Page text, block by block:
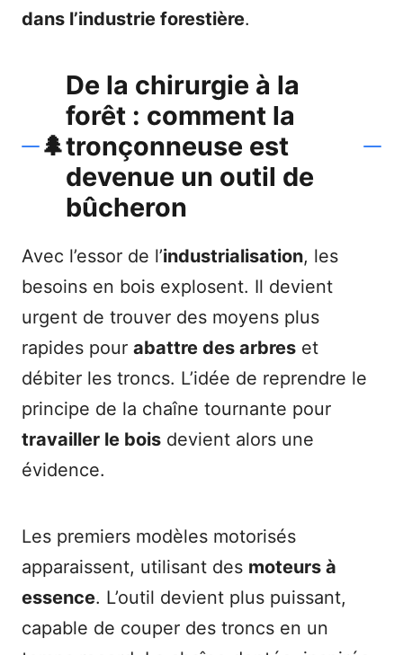
dans l’industrie forestière.
🌲
De la chirurgie à la
forêt : comment la
tronçonneuse est
devenue un outil de
bûcheron
Avec l’essor de l’industrialisation, les
besoins en bois explosent. Il devient
urgent de trouver des moyens plus
rapides pour abattre des arbres et
débiter les troncs. L’idée de reprendre le
principe de la chaîne tournante pour
travailler le bois devient alors une
évidence.
Les premiers modèles motorisés
apparaissent, utilisant des moteurs à
essence. L’outil devient plus puissant,
capable de couper des troncs en un